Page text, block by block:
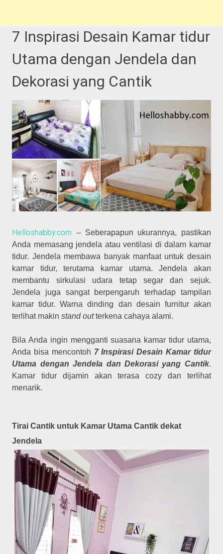
7 Inspirasi Desain Kamar tidur
Utama dengan Jendela dan
Dekorasi yang Cantik
Helloshabby.com -- Seberapapun ukurannya, pastikan
Anda memasang jendela atau ventilasi di dalam kamar
tidur. Jendela membawa banyak manfaat untuk desain
kamar tidur, terutama kamar utama. Jendela akan
membantu sirkulasi udara tetap segar dan sejuk.
Jendela juga sangat berpengaruh terhadap tampilan
kamar tidur. Warna dinding dan desain furnitur akan
terlihat makinstand outterkena cahaya alami.
Bila Anda ingin mengganti suasana kamar tidur utama,
Anda bisa mencontoh 7 Inspirasi Desain Kamar tidur
Utama dengan Jendela dan Dekorasi yang Cantik.
Kamar tidur dijamin akan terasa cozy dan terlihat
menarik.
Tirai Cantik untuk Kamar Utama Cantik dekat
Jendela